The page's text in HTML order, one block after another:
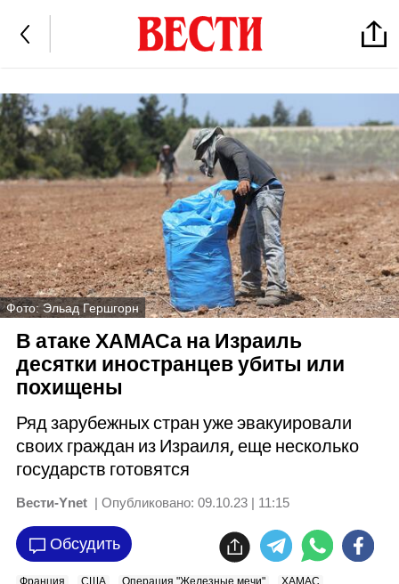
Фото: Эльад Гершгорн
В атаке ХАМАСа на Израиль
десятки иностранцев убиты или
похищены
Ряд зарубежных стран уже эвакуировали
своих граждан из Израиля, еще несколько
государств готовятся
Вести-Ynet | Опубликовано: 09.10.23 | 11:15
Обсудить
Франция США Операция "Железные мечи" ХАМАС